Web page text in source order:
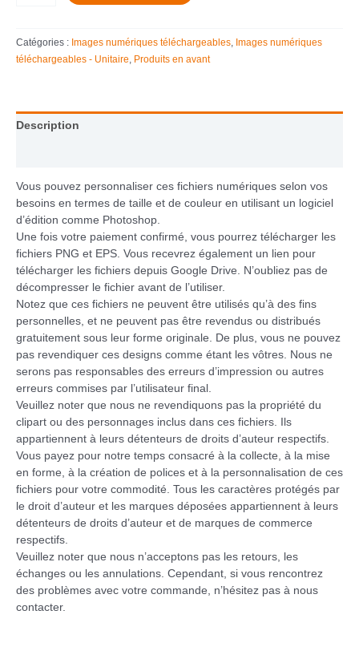
Catégories : Images numériques téléchargeables Images numériques
téléchargeables - Unitaire Produits en avant
Description
Vous pouvez personnaliser ces fichiers numériques selon vos
besoins en termes de taille et de couleur en utilisant un logiciel
d’édition comme Photoshop.
Une fois votre paiement confirmé, vous pourrez télécharger les
fichiers PNG et EPS. Vous recevrez également un lien pour
télécharger les fichiers depuis Google Drive. N’oubliez pas de
décompresser le fichier avant de l’utiliser.
Notez que ces fichiers ne peuvent être utilisés qu’à des fins
personnelles, et ne peuvent pas être revendus ou distribués
gratuitement sous leur forme originale. De plus, vous ne pouvez
pas revendiquer ces designs comme étant les vôtres. Nous ne
serons pas responsables des erreurs d’impression ou autres
erreurs commises par l’utilisateur final.
Veuillez noter que nous ne revendiquons pas la propriété du
clipart ou des personnages inclus dans ces fichiers. Ils
appartiennent à leurs détenteurs de droits d’auteur respectifs.
Vous payez pour notre temps consacré à la collecte, à la mise
en forme, à la création de polices et à la personnalisation de ces
fichiers pour votre commodité. Tous les caractères protégés par
le droit d’auteur et les marques déposées appartiennent à leurs
détenteurs de droits d’auteur et de marques de commerce
respectifs.
Veuillez noter que nous n’acceptons pas les retours, les
échanges ou les annulations. Cependant, si vous rencontrez
des problèmes avec votre commande, n’hésitez pas à nous
contacter.